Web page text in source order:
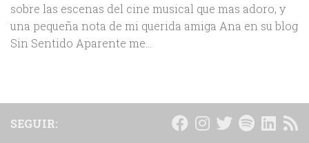
sobre las escenas del cine musical que mas adoro, y
una pequeña nota de mi querida amiga Ana en su blog
Sin Sentido Aparente me...
SEGUIR: